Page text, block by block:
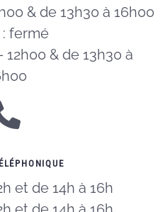
& de 13h30 à 16h00
fermé
& de 13h30 à
et de 14h à 16h